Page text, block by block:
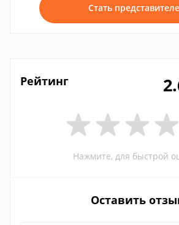
Стать
Рейтинг
Нажмите, для быстрой
Оставить